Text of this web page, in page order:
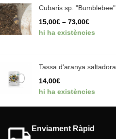
Cubaris sp. "Bumblebee"
15,00€ – 73,00€
hi ha existències
Tassa d'aranya saltadora
14,00€
hi ha existències
Enviament Ràpid